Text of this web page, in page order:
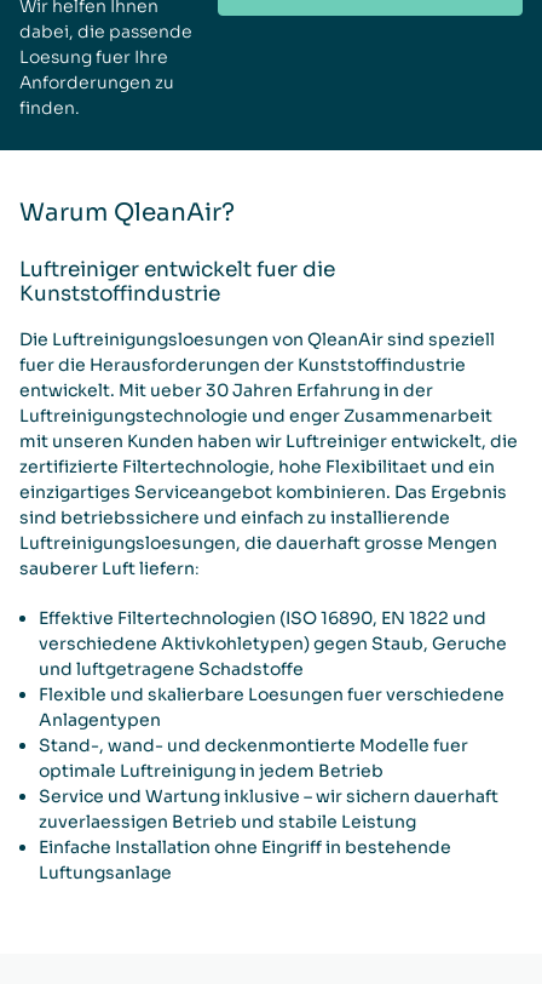
Wir helfen Ihnen
dabei, die passende
Loesung fuer Ihre
Anforderungen zu
finden.
Warum QleanAir?
Luftreiniger entwickelt fuer die
Kunststoffindustrie
Die Luftreinigungsloesungen von QleanAir sind speziell
fuer die Herausforderungen der Kunststoffindustrie
entwickelt. Mit ueber 30 Jahren Erfahrung in der
Luftreinigungstechnologie und enger Zusammenarbeit
mit unseren Kunden haben wir Luftreiniger entwickelt, die
zertifizierte Filtertechnologie, hohe Flexibilitaet und ein
einzigartiges Serviceangebot kombinieren. Das Ergebnis
sind betriebssichere und einfach zu installierende
Luftreinigungsloesungen, die dauerhaft grosse Mengen
sauberer Luft liefern:
Effektive Filtertechnologien (ISO 16890, EN 1822 und
verschiedene Aktivkohletypen)gegen Staub, Geruche
und luftgetragene Schadstoffe
Flexible und skalierbare Loesungen fuer verschiedene
Anlagentypen
Stand-, wand- und deckenmontierte Modelle fuer
optimale Luftreinigung in jedem Betrieb
Service und Wartung inklusive – wir sichern dauerhaft
zuverlaessigen Betrieb und stabile Leistung
Einfache Installation ohne Eingriffin bestehende
Luftungsanlage